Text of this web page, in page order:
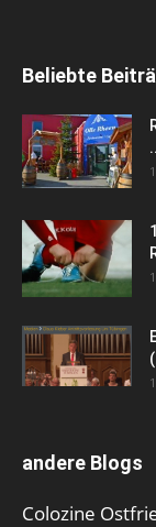
Beliebte
andere Blogs
Colozine